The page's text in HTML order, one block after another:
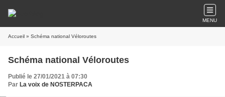
MENU
Accueil » Schéma national Véloroutes
Schéma national Véloroutes
Publié le 27/01/2021 à 07:30
Par La voix de NOSTERPACA